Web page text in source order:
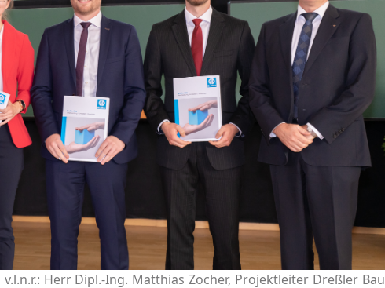
Herr Dipl.-Ing. Matthias Zocher, Projektleiter Dreßler Bau